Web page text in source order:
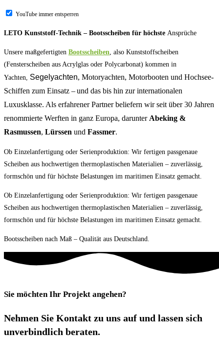
YouTube immer entsperren
LETO Kunststoff-Technik – Bootsscheiben für höchste Ansprüche
Unsere maßgefertigten Bootsscheiben, also Kunststoffscheiben
(Fensterscheiben aus Acrylglas oder Polycarbonat) kommen in
Yachten, Segelyachten, Motoryachten, Motorbooten und Hochsee-
Schiffen zum Einsatz – und das bis hin zur internationalen
Luxusklasse. Als erfahrener Partner beliefern wir seit über 30 Jahren
renommierte Werften in ganz Europa, darunter Abeking &
Rasmussen, Lürssen und Fassmer.
Ob Einzelanfertigung oder Serienproduktion: Wir fertigen passgenaue
Scheiben aus hochwertigen thermoplastischen Materialien – zuverlässig,
formschön und für höchste Belastungen im maritimen Einsatz gemacht.
Ob Einzelanfertigung oder Serienproduktion: Wir fertigen passgenaue
Scheiben aus hochwertigen thermoplastischen Materialien – zuverlässig,
formschön und für höchste Belastungen im maritimen Einsatz gemacht.
Bootsscheiben nach Maß – Qualität aus Deutschland.
Sie möchten Ihr Projekt angehen?
Nehmen Sie Kontakt zu uns auf und lassen sich
unverbindlich beraten.